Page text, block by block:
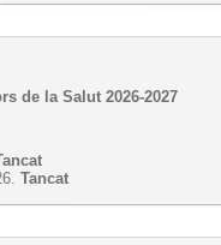
de la Salut 2026-2027
Tancat